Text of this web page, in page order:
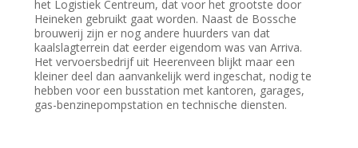
het Logistiek Centreum, dat voor het grootste door
Heineken gebruikt gaat worden. Naast de Bossche
brouwerij zijn er nog andere huurders van dat
kaalslagterrein dat eerder eigendom was van Arriva.
Het vervoersbedrijf uit Heerenveen blijkt maar een
kleiner deel dan aanvankelijk werd ingeschat, nodig te
hebben voor een busstation met kantoren, garages,
gas-benzinepompstation en technische diensten.